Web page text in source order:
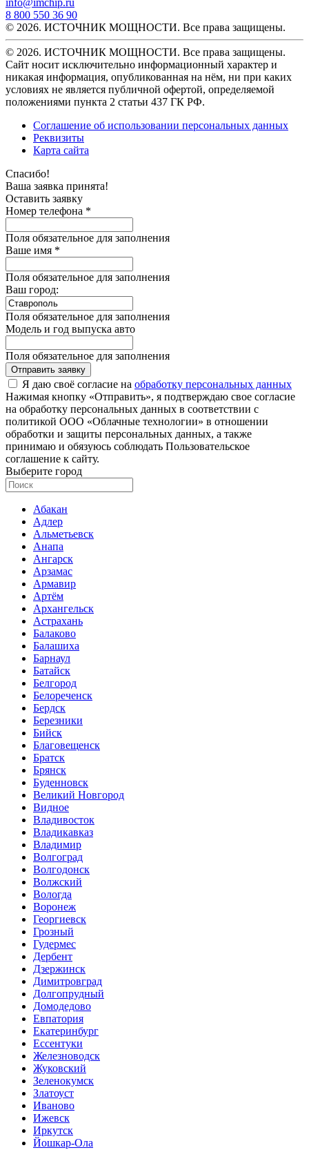
8 800 550 36 90
© 2026. ИСТОЧНИК МОЩНОСТИ. Все права защищены.
© 2026. ИСТОЧНИК МОЩНОСТИ. Все права защищены.
Сайт носит исключительно информационный характер и
никакая информация, опубликованная на нём, ни при каких
условиях не является публичной офертой, определяемой
положениями пункта 2 статьи 437 ГК РФ.
Соглашение об использовании персональных данных
Реквизиты
Карта сайта
Спасибо!
Ваша заявка принята!
Оставить заявку
Номер телефона *
Поля обязательное для заполнения
Ваше имя *
Поля обязательное для заполнения
Ваш город:
Поля обязательное для заполнения
Модель и год выпуска авто
Поля обязательное для заполнения
Отправить заявку
Я даю своё согласие на обработку персональных данных
Нажимая кнопку «Отправить», я подтверждаю свое согласие
на обработку персональных данных в соответствии с
политикой ООО «Облачные технологии» в отношении
обработки и защиты персональных данных, а также
принимаю и обязуюсь соблюдать Пользовательское
соглашение к сайту.
Выберите город
Абакан
Адлер
Альметьевск
Анапа
Ангарск
Арзамас
Армавир
Артём
Архангельск
Астрахань
Балаково
Балашиха
Барнаул
Батайск
Белгород
Белореченск
Бердск
Березники
Бийск
Благовещенск
Братск
Брянск
Буденновск
Великий Новгород
Видное
Владивосток
Владикавказ
Владимир
Волгоград
Волгодонск
Волжский
Вологда
Воронеж
Георгиевск
Грозный
Гудермес
Дербент
Дзержинск
Димитровград
Долгопрудный
Домодедово
Евпатория
Екатеринбург
Ессентуки
Железноводск
Жуковский
Зеленокумск
Златоуст
Иваново
Ижевск
Иркутск
Йошкар-Ола